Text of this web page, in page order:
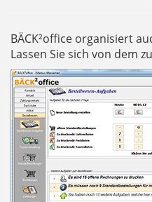
BÄCK²office organisiert
Lassen Sie sich von dem